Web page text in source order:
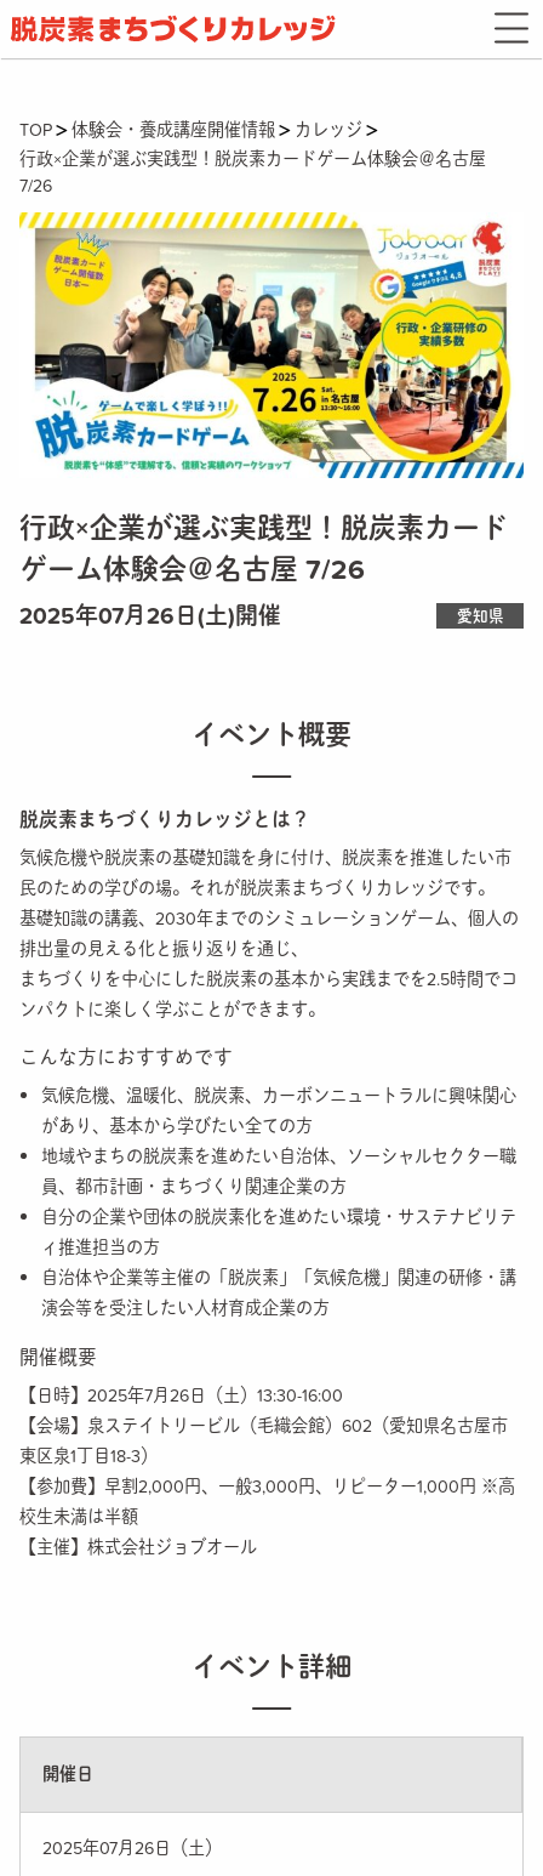
TOP 体験会・養成講座開催情報
カレッジ
行政×企業が選ぶ実践型！脱炭素カードゲーム体験会＠名古屋
7/26
行政×企業が選ぶ実践型！脱炭素カード
ゲーム体験会＠名古屋 7/26
2025年07月26日(土)開催 愛知県
イベント概要
脱炭素まちづくりカレッジとは？
気候危機や脱炭素の基礎知識を身に付け、脱炭素を推進したい市
民のための学びの場。それが脱炭素まちづくりカレッジです。
基礎知識の講義、2030年までのシミュレーションゲーム、個人の
排出量の見える化と振り返りを通じ、
まちづくりを中心にした脱炭素の基本から実践までを2.5時間でコ
ンパクトに楽しく学ぶことができます。
こんな方におすすめです
気候危機、温暖化、脱炭素、カーボンニュートラルに興味関心
があり、基本から学びたい全ての方
地域やまちの脱炭素を進めたい自治体、ソーシャルセクター職
員、都市計画・まちづくり関連企業の方
自分の企業や団体の脱炭素化を進めたい環境・サステナビリテ
ィ推進担当の方
自治体や企業等主催の「脱炭素」「気候危機」関連の研修・講
演会等を受注したい人材育成企業の方
開催概要
【日時】2025年7月26日（土）13:30-16:00
【会場】泉ステイトリービル（毛織会館）602（愛知県名古屋市
東区泉1丁目18-3）
【参加費】早割2,000円、一般3,000円、リピーター1,000円 ※高
校生未満は半額
【主催】株式会社ジョブオール
イベント詳細
開催日
2025年07月26日（土）